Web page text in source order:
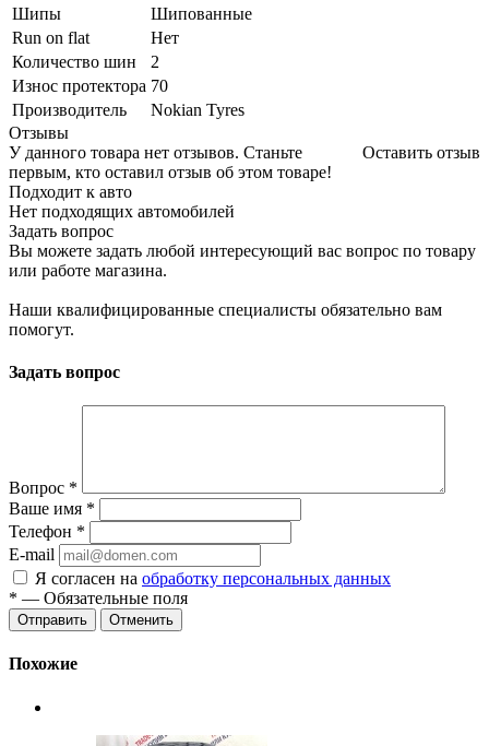
Шипы
Шипованные
Run on flat
Нет
Количество шин
2
Износ протектора 70
Производитель
Nokian Tyres
Отзывы
Оставить отзыв
У данного товара нет отзывов. Станьте
первым, кто оставил отзыв об этом товаре!
Подходит к авто
Нет подходящих автомобилей
Задать вопрос
Вы можете задать любой интересующий вас вопрос по товару
или работе магазина.
Наши квалифицированные специалисты обязательно вам
помогут.
Задать вопрос
Вопрос *
Ваше имя *
Телефон *
E-mail
Я согласен на обработку персональных данных
* — Обязательные поля
Отменить
Похожие